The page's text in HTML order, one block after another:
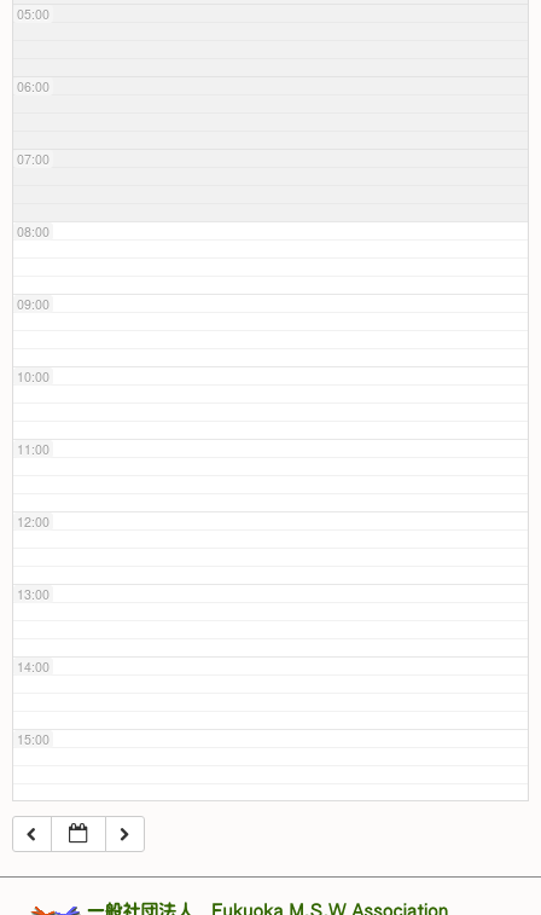
05:00
06:00
07:00
08:00
09:00
10:00
11:00
12:00
13:00
14:00
15:00
16:00